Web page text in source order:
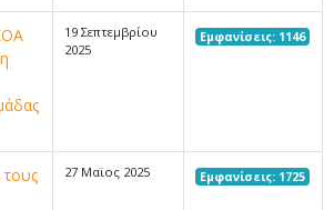
19 Σεπτεμβρίου
2025
Εμφανίσεις: 1146
27 Μαϊος 2025 Εμφανίσεις: 1725